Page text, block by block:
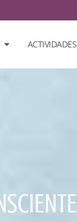
ACTIVIDADES